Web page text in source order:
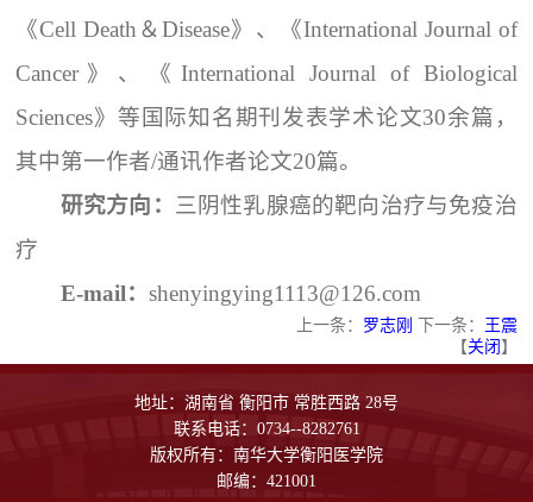
《Cell Death＆Disease》、《International Journal of
Cancer》、《International Journal of Biological
Sciences》等国际知名期刊发表学术论文30余篇，
其中第一作者/通讯作者论文20篇。
研究方向： 三阴性乳腺癌的靶向治疗与免疫治
疗
E-mail： shenyingying1113@126.com
上一条： 罗志刚 下一条：
王震
【关闭 】
地址：湖南省 衡阳市 常胜西路 28号
联系电话：0734--8282761
版权所有：南华大学衡阳医学院
邮编：421001